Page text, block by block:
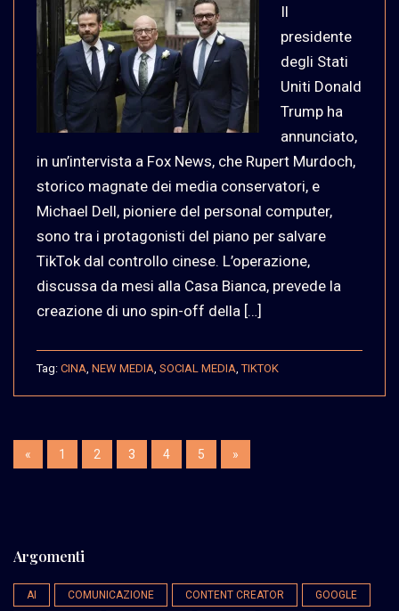
Il
presidente
degli Stati
Uniti Donald
Trump ha
annunciato,
in un’intervista a Fox News, che Rupert Murdoch,
storico magnate dei media conservatori, e
Michael Dell, pioniere del personal computer,
sono tra i protagonisti del piano per salvare
TikTok dal controllo cinese. L’operazione,
discussa da mesi alla Casa Bianca, prevede la
creazione di uno spin-off della […]
Tag: CINA NEW MEDIA SOCIAL MEDIA ,TIKTOK
« 1 2 3 4 5 »
Argomenti
AI COMUNICAZIONE CONTENT CREATOR GOOGLE